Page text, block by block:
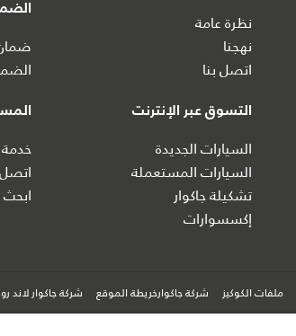
نظرة عامة
نهجنا
اتصل بنا
التسوق عبر الإنترنت
السيارات الجديدة
السيارات المستعملة
تشكيلة جاكوار
إكسسوارات
اتصل
ابحث
ملفات الكوكيز شركة جاكوارخريطة الموقع شركة جاكوار لاند